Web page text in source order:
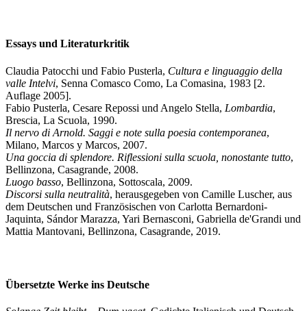
Essays und Literaturkritik
Claudia Patocchi und Fabio Pusterla, Cultura e linguaggio della
valle Intelvi, Senna Comasco Como, La Comasina, 1983 [2.
Auflage 2005].
Fabio Pusterla, Cesare Repossi und Angelo Stella, Lombardia,
Brescia, La Scuola, 1990.
Il nervo di Arnold. Saggi e note sulla poesia contemporanea,
Milano, Marcos y Marcos, 2007.
Una goccia di splendore. Riflessioni sulla scuola, nonostante tutto,
Bellinzona, Casagrande, 2008.
Luogo basso, Bellinzona, Sottoscala, 2009.
Discorsi sulla neutralità, herausgegeben von Camille Luscher, aus
dem Deutschen und Französischen von Carlotta Bernardoni-
Jaquinta, Sándor Marazza, Yari Bernasconi, Gabriella de'Grandi und
Mattia Mantovani, Bellinzona, Casagrande, 2019.
Übersetzte Werke ins Deutsche